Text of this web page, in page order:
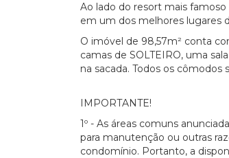
Ao lado do resort mais
em um dos melhores lugares
O imóvel de 98,57m² conta
camas de SOLTEIRO, uma
na sacada. Todos os
IMPORTANTE!
1º - As áreas comuns
para manutenção ou outras
condomínio. Portanto, a